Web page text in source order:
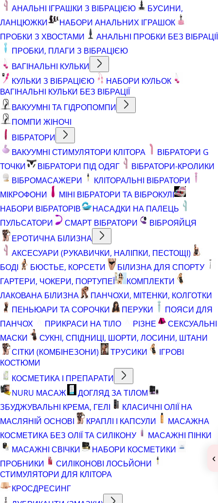
АНАЛЬНІ ІГРАШКИ З ВІБРАЦІЄЮ
БУСИНИ,
ЛАНЦЮЖКИ
НАБОРИ АНАЛЬНИХ ІГРАШОК
ПРОБКИ З ХВОСТАМИ
АНАЛЬНІ ПРОБКИ БЕЗ ВІБРАЦІЇ
ПРОБКИ, ПЛАГИ З ВІБРАЦІЄЮ
ВАГІНАЛЬНІ КУЛЬКИ
КУЛЬКИ З ВІБРАЦІЄЮ
НАБОРИ КУЛЬОК
ВАГІНАЛЬНІ КУЛЬКИ БЕЗ ВІБРАЦІЇ
ВАКУУМНІ ТА ГІДРОПОМПИ
ПОМПИ ЖІНОЧІ
ВІБРАТОРИ
ВАКУУМНІ СТИМУЛЯТОРИ КЛІТОРА
ВІБРАТОРИ G
ТОЧКИ
ВІБРАТОРИ ПІД ОДЯГ
ВІБРАТОРИ-КРОЛИКИ
ВІБРОМАСАЖЕРИ
КЛІТОРАЛЬНІ ВІБРАТОРИ
МІКРОФОНИ
МІНІ ВІБРАТОРИ ТА ВІБРОКУЛІ
НАБОРИ ВІБРАТОРІВ
НАСАДКИ НА ПАЛЕЦЬ
ПУЛЬСАТОРИ
СМАРТ ВІБРАТОРИ
ВІБРОЯЙЦЯ
ЕРОТИЧНА БІЛИЗНА
АКСЕСУАРИ (РУКАВИЧКИ, НАЛІПКИ, ПЕСТОЩІ)
БОДІ
БЮСТЬЕ, КОРСЕТИ
БІЛИЗНА ДЛЯ СПОРТУ
ГАРТЕРИ, ЧОКЕРИ, ПОРТУПЕЇ
КОМПЛЕКТИ
ЛАКОВАНА БІЛИЗНА
ПАНЧОХИ, МІТЕНКИ, КОЛГОТКИ
ПЕНЬЮАРИ ТА СОРОЧКИ
ПЕРУКИ
ПОЯСИ ДЛЯ
ПАНЧОХ
ПРИКРАСИ НА ТІЛО РІЗНЕ
СЕКСУАЛЬНІ
МАСКИ
СУКНІ, СПІДНИЦІ, ШОРТИ, ЛОСИНИ, ШТАНИ
СІТКИ (КОМБІНЕЗОНИ)
ТРУСИКИ
ІГРОВІ
КОСТЮМИ
КОСМЕТИКА І ПРЕПАРАТИ
NURU МАСАЖ
ДОГЛЯД ЗА ТІЛОМ
ЗБУДЖУВАЛЬНІ КРЕМА, ГЕЛІ
КЛАСИЧНІ ОЛІЇ НА
МАСЛЯНІЙ ОСНОВІ
КРАПЛІ І КАПСУЛИ
МАСАЖНА
КОСМЕТИКА БЕЗ ОЛІЇ ТА СИЛІКОНУ
МАСАЖНІ ПІНКИ
МАСАЖНІ СВІЧКИ
НАБОРИ КОСМЕТИКИ
ПРОБНИКИ
СИЛІКОНОВІ ЛОСЬЙОНИ
СТИМУЛЯТОРИ ДЛЯ КЛІТОРА
КРОСДРЕСИНГ
‹